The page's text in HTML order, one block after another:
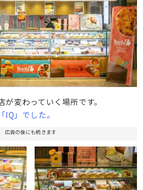
変わっていく場所です。
」でした。
広告の後にも続きます